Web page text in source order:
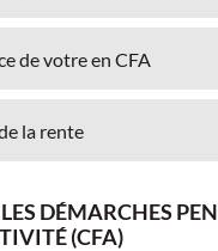
de votre en CFA
la rente
DÉMARCHES
(CFA)